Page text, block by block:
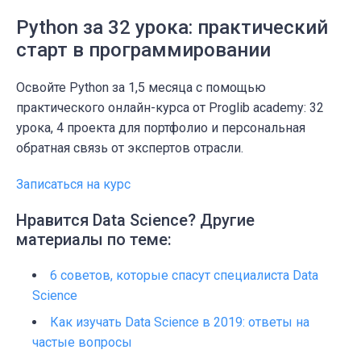
Python за 32 урока: практический
старт в программировании
Освойте Python за 1,5 месяца с помощью
практического онлайн-курса от Proglib academy: 32
урока, 4 проекта для портфолио и персональная
обратная связь от экспертов отрасли.
Записаться на курс
Нравится Data Science? Другие
материалы по теме:
6 советов, которые спасут специалиста Data
Science
Как изучать Data Science в 2019: ответы на
частые вопросы